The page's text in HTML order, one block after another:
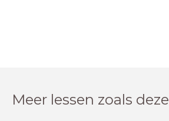
Meer lessen zoals deze